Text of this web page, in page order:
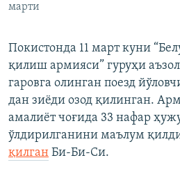
марти
Покистонда 11 март куни
қилиш армияси” гуруҳи
гаровга олинган поезд
дан зиёди озод қилинган.
амалиёт чоғида 33 нафар
ўлдирилганини маълум
қилган Би-Би-Си.